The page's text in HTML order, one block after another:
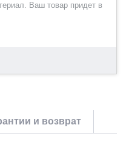
Ваш товар придет в
и возврат